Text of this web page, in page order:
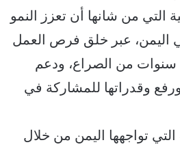
التي من شانها أن تعزز النمو
اليمن، عبر خلق فرص العمل
سنوات من الصراع، ودعم
وقدراتها للمشاركة في
تواجهها اليمن من خلال